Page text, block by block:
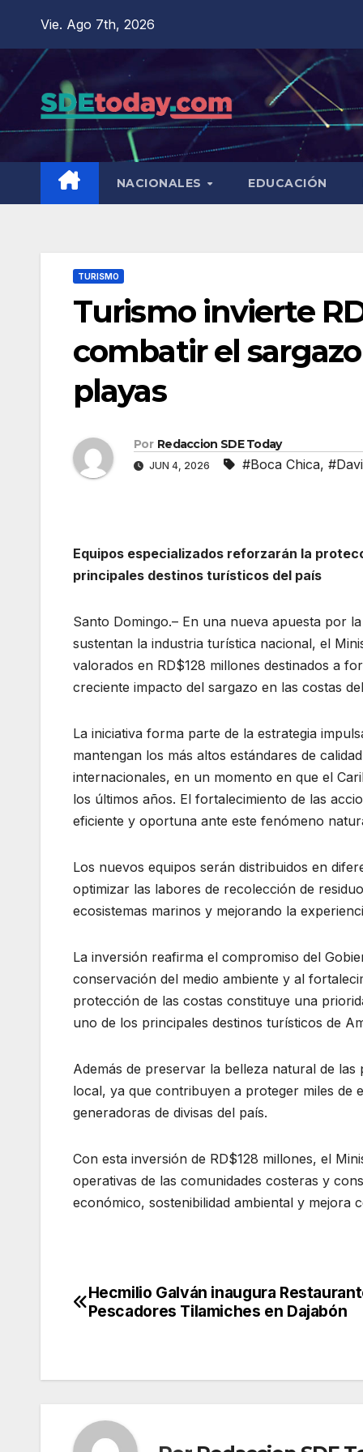
contenido
Vie. Ago 7th, 2026
NACIONALES EDUCACIÓN
TURISMO
Turismo invierte
combatir el
playas
Por Redaccion SDE Today
JUN 4, 2026 #Boca Chica,
Equipos especializados reforzarán la
principales destinos turísticos del país
Santo Domingo.– En una nueva apuesta por
sustentan la industria turística nacional, el
valorados en RD$128 millones destinados a
creciente impacto del sargazo en las costas
La iniciativa forma parte de la estrategia
mantengan los más altos estándares de
internacionales, en un momento en que el
los últimos años. El fortalecimiento de las
eficiente y oportuna ante este fenómeno
Los nuevos equipos serán distribuidos en
optimizar las labores de recolección de
ecosistemas marinos y mejorando la
La inversión reafirma el compromiso del
conservación del medio ambiente y al
protección de las costas constituye una
uno de los principales destinos turísticos de
Además de preservar la belleza natural de
local, ya que contribuyen a proteger miles de
generadoras de divisas del país.
Con esta inversión de RD$128 millones, el
operativas de las comunidades costeras y
económico, sostenibilidad ambiental y mejora
Navegación
Hecmilio Galván inaugura
Pescadores Tilamiches en Dajabón